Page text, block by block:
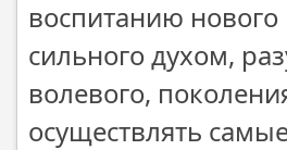
воспитанию
сильного духом,
волевого,
осуществлять